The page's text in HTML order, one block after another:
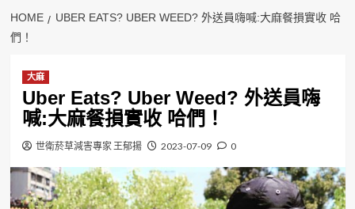
HOME
UBER EATS? UBER WEED? 外送員嗨喊:大麻餐損實收 哈
們！
大麻
Uber Eats? Uber Weed? 外送員嗨
喊:大麻餐損實收 哈們！
世衛菸草減害專家 王郁揚 2023-07-09 0